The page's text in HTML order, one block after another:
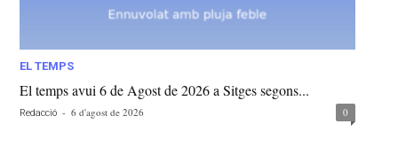
EL TEMPS
El temps avui 6 de Agost de 2026 a Sitges segons...
Redacció - 6 d'agost de 2026 0